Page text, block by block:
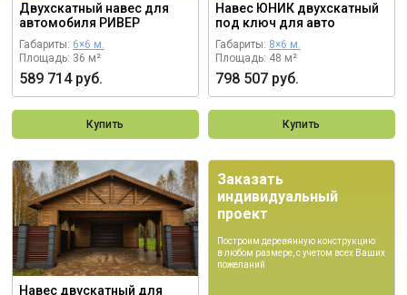
Двухскатный навес для
автомобиля РИВЕР
Габариты: 6×6 м.
Площадь: 36 м²
589 714 руб.
Купить
Навес ЮНИК двухскатный
под ключ для авто
Габариты: 8×6 м.
Площадь: 48 м²
798 507 руб.
Купить
Навес двускатный для
Заказать
индивидуальный
проект
Построим деревянную конструкцию
в любом размере, с учетом всех Ваших
пожеланий